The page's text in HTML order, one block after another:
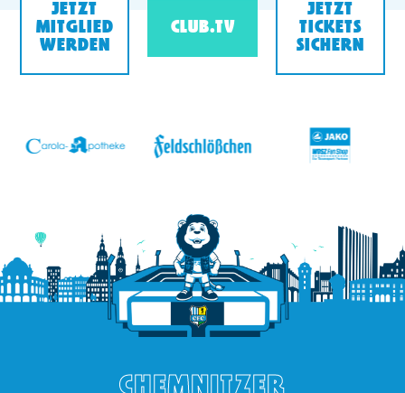
JETZT
MITGLIED
WERDEN
CLUB.TV
JETZT
TICKETS
SICHERN
CHEMNITZER